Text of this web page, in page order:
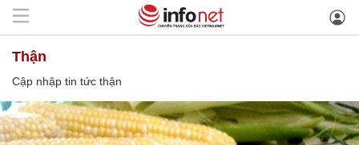
thận
Cập nhập tin tức thận